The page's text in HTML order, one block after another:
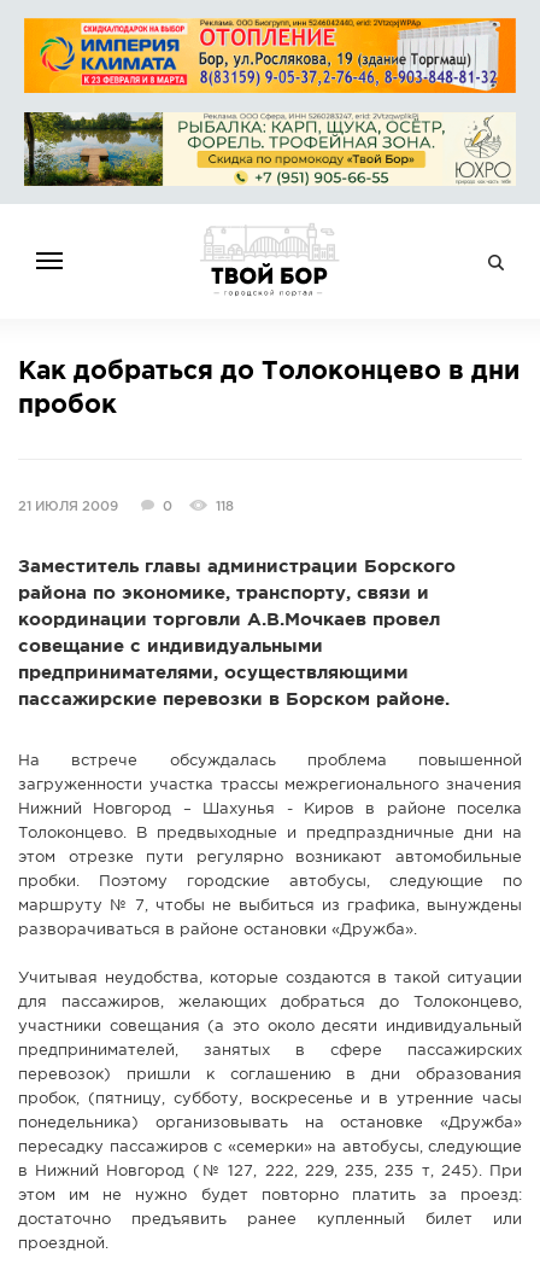
НОВОСТИ
СПРАВОЧНИК
СПРАВКА
КОНКУРСЫ
ПРЕДЛОЖИТЬ НОВОСТЬ
Как добраться до Толоконцево в дни
пробок
21 ИЮЛЯ 2009 0 118
Заместитель главы администрации Борского
района по экономике, транспорту, связи и
координации торговли А.В.Мочкаев провел
совещание с индивидуальными
предпринимателями, осуществляющими
пассажирские перевозки в Борском районе.
На встрече обсуждалась проблема повышенной
загруженности участка трассы межрегионального значения
Нижний Новгород – Шахунья - Киров в районе поселка
Толоконцево. В предвыходные и предпраздничные дни на
этом отрезке пути регулярно возникают автомобильные
пробки. Поэтому городские автобусы, следующие по
маршруту № 7, чтобы не выбиться из графика, вынуждены
разворачиваться в районе остановки «Дружба».
Учитывая неудобства, которые создаются в такой ситуации
для пассажиров, желающих добраться до Толоконцево,
участники совещания (а это около десяти индивидуальный
предпринимателей, занятых в сфере пассажирских
перевозок) пришли к соглашению в дни образования
пробок, (пятницу, субботу, воскресенье и в утренние часы
понедельника) организовывать на остановке «Дружба»
пересадку пассажиров с «семерки» на автобусы, следующие
в Нижний Новгород (№ 127, 222, 229, 235, 235 т, 245). При
этом им не нужно будет повторно платить за проезд:
достаточно предъявить ранее купленный билет или
проездной.